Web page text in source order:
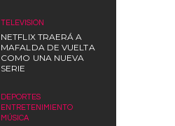
TELEVISIÓN
NETFLIX TRAERÁ A
MAFALDA DE VUELTA
COMO UNA NUEVA
SERIE
DEPORTES
ENTRETENIMIENTO
MÚSICA